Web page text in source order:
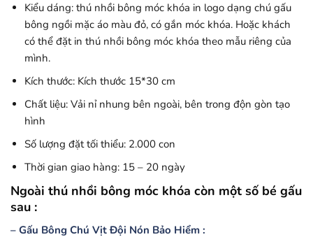
Kiểu dáng: thú nhồi bông móc khóa in logo dạng chú gấu
bông ngồi mặc áo màu đỏ, có gắn móc khóa. Hoặc khách
có thể đặt in thú nhồi bông móc khóa theo mẫu riêng của
mình.
Kích thước: Kích thước 15*30 cm
Chất liệu: Vải nỉ nhung bên ngoài, bên trong độn gòn tạo
hình
Số lượng đặt tối thiểu: 2.000 con
Thời gian giao hàng: 15 – 20 ngày
Ngoài thú nhồi bông móc khóa còn một số bé gấu
sau :
– Gấu Bông Chú Vịt Đội Nón Bảo Hiểm :